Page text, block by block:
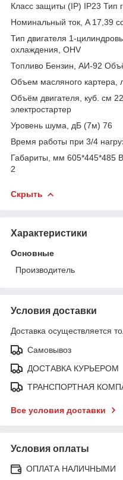
Класс защиты (IP) IP23 Тип
Номинальный ток, A 17,39
Тип двигателя 1-
охлаждения, OHV
Топливо Бензин, АИ-92
Объем масляного картера,
Объём двигателя, куб. см
электростартер
Уровень шума, дБ (7м) 76
Время работы при 3/4
Габариты, мм 605*445*485
2
Скрыть
Характеристики
Основные
Производитель
Условия доставки
Доставка осуществляется
Самовывоз
ДОСТАВКА КУРЬЕРОМ
ТРАНСПОРТНАЯ
Все условия доставки
Условия оплаты
ОПЛАТА НАЛИЧНЫМИ